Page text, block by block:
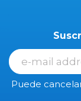
Puede